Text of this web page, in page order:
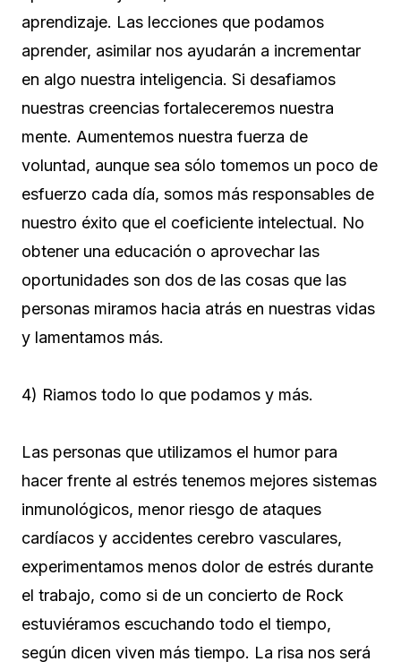
aprendizaje. Las lecciones que podamos
aprender, asimilar nos ayudarán a incrementar
en algo nuestra inteligencia. Si desafiamos
nuestras creencias fortaleceremos nuestra
mente. Aumentemos nuestra fuerza de
voluntad, aunque sea sólo tomemos un poco de
esfuerzo cada día, somos más responsables de
nuestro éxito que el coeficiente intelectual. No
obtener una educación o aprovechar las
oportunidades son dos de las cosas que las
personas miramos hacia atrás en nuestras vidas
y lamentamos más.
4) Riamos todo lo que podamos y más.
Las personas que utilizamos el humor para
hacer frente al estrés tenemos mejores sistemas
inmunológicos, menor riesgo de ataques
cardíacos y accidentes cerebro vasculares,
experimentamos menos dolor de estrés durante
el trabajo, como si de un concierto de Rock
estuviéramos escuchando todo el tiempo,
según dicen viven más tiempo. La risa nos será